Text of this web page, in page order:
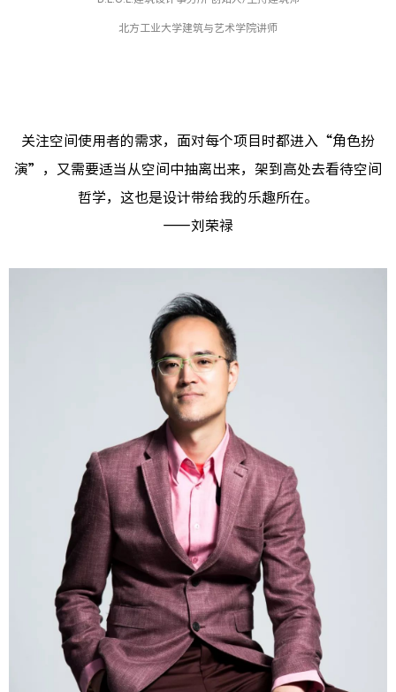
北方工业大学建筑与艺术学院讲师
关注空间使用者的需求，面对每个项目时都进入“角色扮
演”，又需要适当从空间中抽离出来，架到高处去看待空间
哲学，这也是设计带给我的乐趣所在。
——刘荣禄